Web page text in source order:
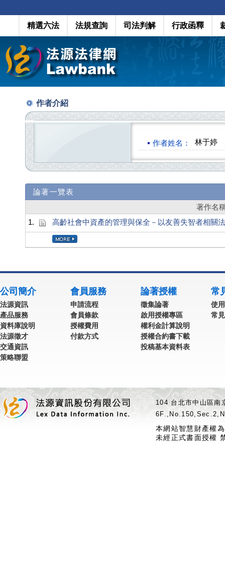
精選六法 法規查詢 司法判解 行政函釋
作者介紹
作者姓名： 林于婷
論著一覽表
著作名
1.
高齡社會中資產的管理與保全－以友善失智者相關
公司簡介
法源資訊
產品服務
資料庫說明
法源徵才
交通資訊
策略聯盟
會員服務
申請流程
會員條款
授權費用
付款方式
論著授權
徵集論著
啟用授權專區
權利金計算說明
授權合約書下載
投稿基本資料表
常
使
常
104 台北市中山區
本網站智慧財產權
未經正式書面授權